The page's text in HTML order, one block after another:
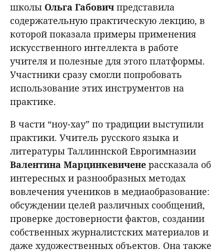
школы Ольга Габович представила
содержательную практическую лекцию, в
которой показала примеры применения
искусственного интеллекта в работе
учителя и полезные для этого платформы.
Участники сразу смогли попробовать
использование этих инструментов на
практике.
В части “ноу-хау” по традиции выступили
практики. Учитель русского языка и
литературы Таллиннской Еврогимназии
Валентина Марцинкевичене рассказала об
интересных и разнообразных методах
вовлечения учеников в медиаобразование:
обсуждении целей различных сообщений,
проверке достоверности фактов, создании
собственных журналистских материалов и
даже художественных объектов. Она также